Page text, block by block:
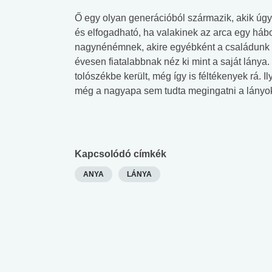
Ő egy olyan generációból származik, akik
és elfogadható, ha valakinek az arca egy
nagynénémnek, akire egyébként a
évesen fiatalabbnak néz ki mint a saját
tolószékbe került, még így is féltékenyek rá.
még a nagyapa sem tudta megingatni a
Kapcsolódó címkék
ANYA LÁNYA